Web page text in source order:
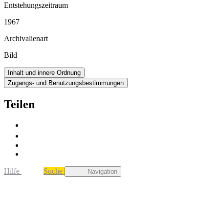
Entstehungszeitraum
1967
Archivalienart
Bild
Inhalt und innere Ordnung
Zugangs- und Benutzungsbestimmungen
Teilen
Hilfe Suche Navigation